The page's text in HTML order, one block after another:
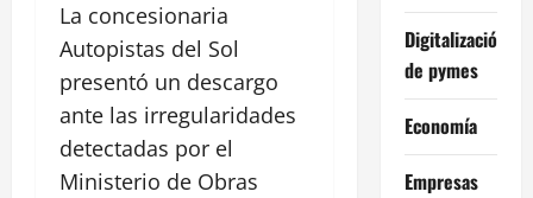
La concesionaria
Autopistas del Sol
presentó un descargo
ante las irregularidades
detectadas por el
Ministerio de Obras
Digitalización
de pymes
Economía
Empresas